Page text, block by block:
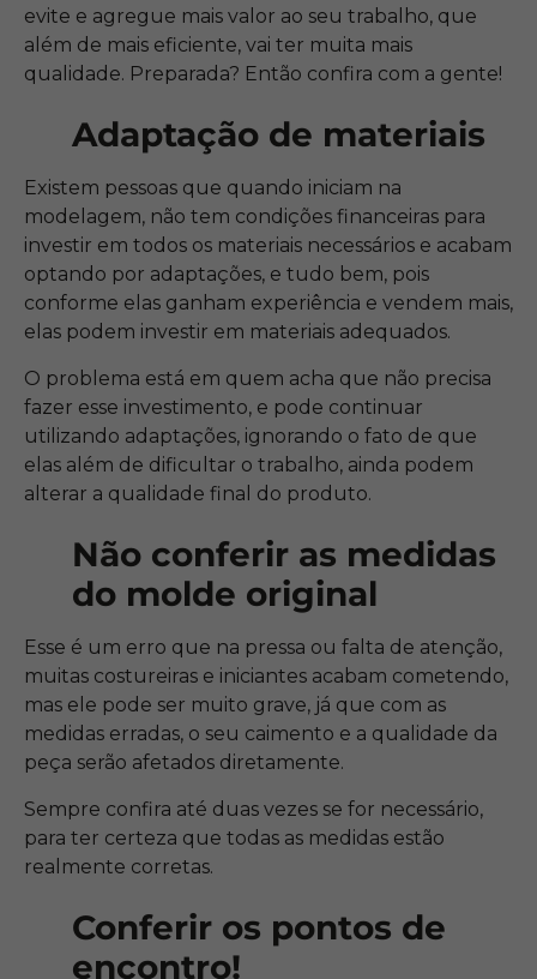
evite e agregue mais valor ao seu trabalho, que
além de mais eficiente, vai ter muita mais
qualidade. Preparada? Então confira com a gente!
Adaptação de materiais
Existem pessoas que quando iniciam na
modelagem, não tem condições financeiras para
investir em todos os materiais necessários e acabam
optando por adaptações, e tudo bem, pois
conforme elas ganham experiência e vendem mais,
elas podem investir em materiais adequados.
O problema está em quem acha que não precisa
fazer esse investimento, e pode continuar
utilizando adaptações, ignorando o fato de que
elas além de dificultar o trabalho, ainda podem
alterar a qualidade final do produto.
Não conferir as medidas
do molde original
Esse é um erro que na pressa ou falta de atenção,
muitas costureiras e iniciantes acabam cometendo,
mas ele pode ser muito grave, já que com as
medidas erradas, o seu caimento e a qualidade da
peça serão afetados diretamente.
Sempre confira até duas vezes se for necessário,
para ter certeza que todas as medidas estão
realmente corretas.
Conferir os pontos de
encontro!